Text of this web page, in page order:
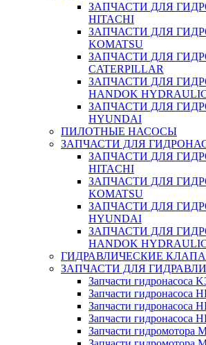
ЗАПЧАСТИ ДЛЯ
HITACHI
ЗАПЧАСТИ ДЛЯ
KOMATSU
ЗАПЧАСТИ ДЛЯ
CATERPILLAR
ЗАПЧАСТИ ДЛЯ
HANDOK
ЗАПЧАСТИ ДЛЯ
HYUNDAI
ПИЛОТНЫЕ НАСОСЫ
ЗАПЧАСТИ ДЛЯ
ЗАПЧАСТИ ДЛЯ
HITACHI
ЗАПЧАСТИ ДЛЯ
KOMATSU
ЗАПЧАСТИ ДЛЯ
HYUNDAI
ЗАПЧАСТИ ДЛЯ
HANDOK
ГИДРАВЛИЧЕСКИЕ
ЗАПЧАСТИ ДЛЯ
Запчасти гидронасоса
Запчасти гидронасоса
Запчасти гидронасоса
Запчасти гидронасоса
Запчасти гидромотора